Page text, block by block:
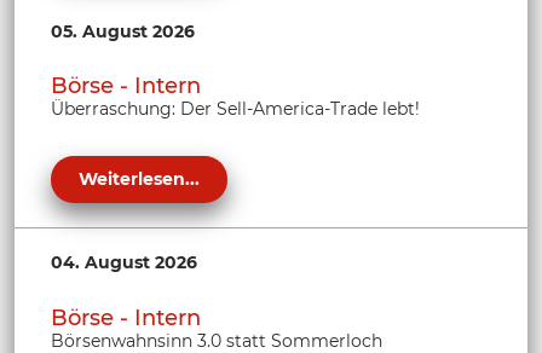
05. August 2026
Börse - Intern
Überraschung: Der Sell-America-Trade lebt!
Weiterlesen...
04. August 2026
Börse - Intern
Börsenwahnsinn 3.0 statt Sommerloch